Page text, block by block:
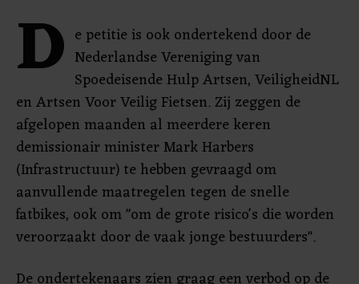
D e petitie is ook ondertekend door de
Nederlandse Vereniging van
Spoedeisende Hulp Artsen, VeiligheidNL
en Artsen Voor Veilig Fietsen. Zij zeggen de
afgelopen maanden al meerdere keren
demissionair minister Mark Harbers
(Infrastructuur) te hebben gevraagd om
aanvullende maatregelen tegen de snelle
fatbikes, ook om "om de grote risico's die worden
veroorzaakt door de vaak jonge bestuurders".